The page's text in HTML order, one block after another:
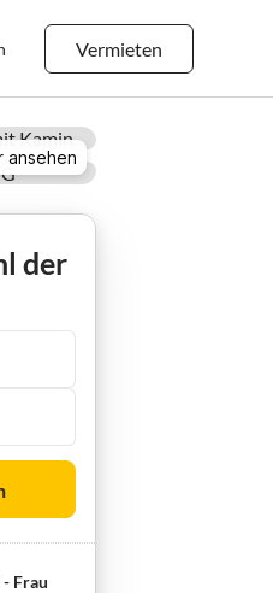
Vermieten
ansehen
der
Frau